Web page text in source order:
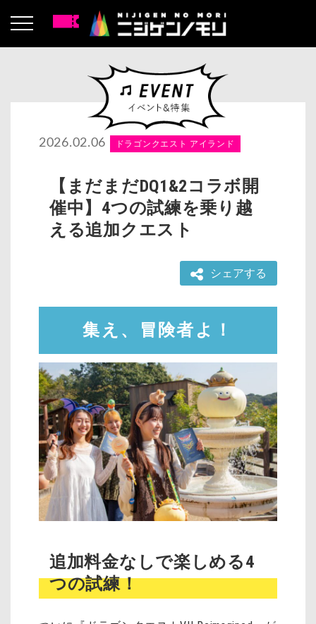
2026.02.06 ドラゴンクエスト アイランド
【まだまだDQ1&2コラボ開
催中】4つの試練を乗り越
える追加クエスト
シェアする
集え、冒険者よ！
追加料金なしで楽しめる4
つの試練！